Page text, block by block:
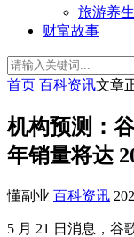
旅游养生
财富故事
首页 百科资讯文章
机构预测：
年销量将达
懂副业 百科资讯
5 月 21 日消息，谷